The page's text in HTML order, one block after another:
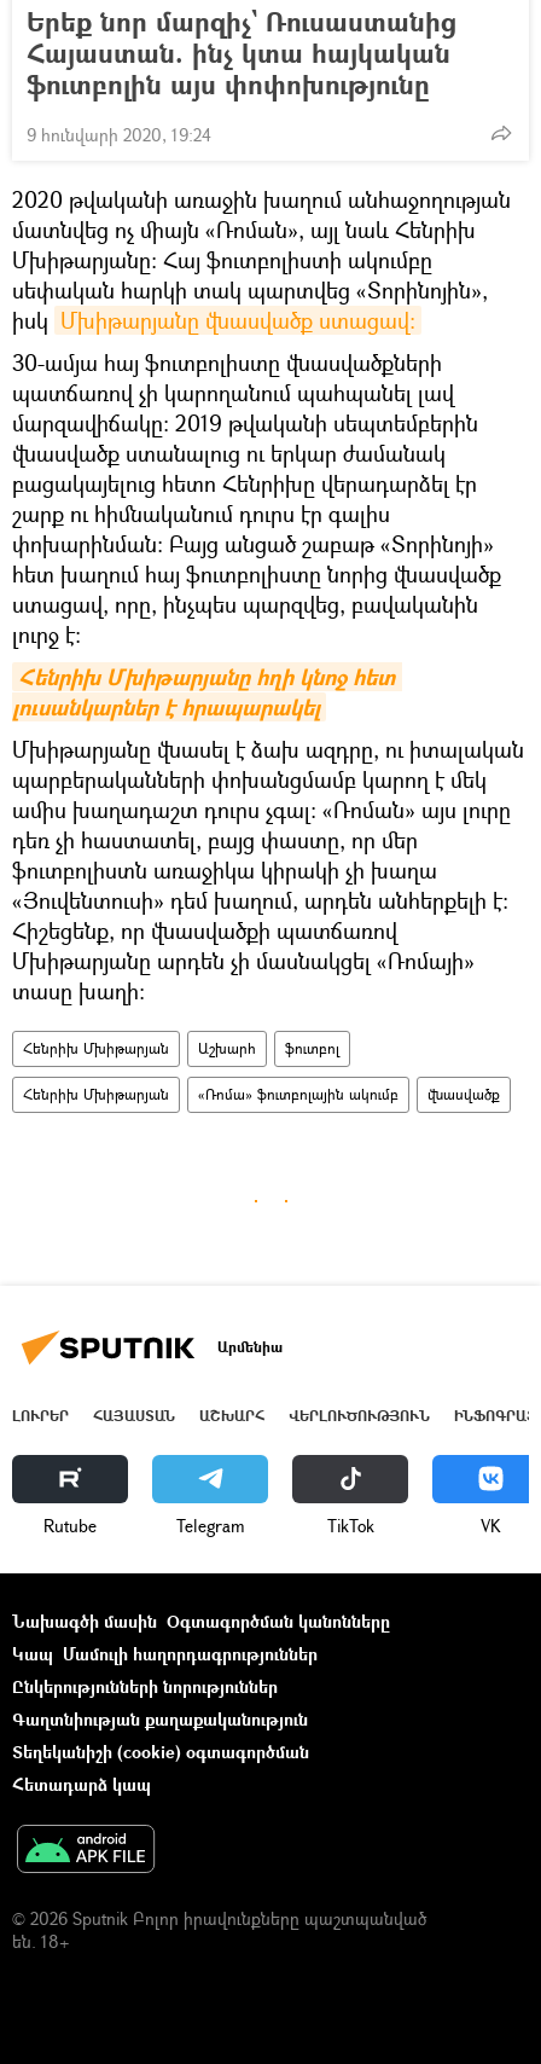
Երեք նոր մարզիչ` Ռուսաստանից
Հայաստան. ինչ կտա հայկական
ֆուտբոլին այս փոփոխությունը
9 հունվարի 2020, 19:24
2020 թվականի առաջին խաղում անհաջողության
մատնվեց ոչ միայն «Ռոման», այլ նաև Հենրիխ
Մխիթարյանը: Հայ ֆուտբոլիստի ակումբը
սեփական հարկի տակ պարտվեց «Տորինոյին»,
իսկ Մխիթարյանը վնասվածք ստացավ:
30-ամյա հայ ֆուտբոլիստը վնասվածքների
պատճառով չի կարողանում պահպանել լավ
մարզավիճակը: 2019 թվականի սեպտեմբերին
վնասվածք ստանալուց ու երկար ժամանակ
բացակայելուց հետո Հենրիխը վերադարձել էր
շարք ու հիմնականում դուրս էր գալիս
փոխարինման: Բայց անցած շաբաթ «Տորինոյի»
հետ խաղում հայ ֆուտբոլիստը նորից վնասվածք
ստացավ, որը, ինչպես պարզվեց, բավականին
լուրջ է:
Հենրիխ Մխիթարյանը հղի կնոջ հետ
լուսանկարներ է հրապարակել
Մխիթարյանը վնասել է ձախ ազդրը, ու իտալական
պարբերականների փոխանցմամբ կարող է մեկ
ամիս խաղադաշտ դուրս չգալ: «Ռոման» այս լուրը
դեռ չի հաստատել, բայց փաստը, որ մեր
ֆուտբոլիստն առաջիկա կիրակի չի խաղա
«Յուվենտուսի» դեմ խաղում, արդեն անհերքելի է:
Հիշեցենք, որ վնասվածքի պատճառով
Մխիթարյանը արդեն չի մասնակցել «Ռոմայի»
տասը խաղի:
Հենրիխ Մխիթարյան Աշխարհ ֆուտբոլ
Հենրիխ Մխիթարյան «Ռոմա» ֆուտբոլային ակումբ վնասվածք
Արմենիա
ԼՈՒՐԵՐ ՀԱՅԱՍՏԱՆ ԱՇԽԱՐՀ ՎԵՐԼՈՒԾՈՒԹՅՈՒՆ
Rutube Telegram ТikТоk VK
Նախագծի մասին Օգտագործման կանոնները
Կապ Մամուլի հաղորդագրություններ
Ընկերությունների նորություններ
Գաղտնիության քաղաքականություն
Տեղեկանիշի (cookie) օգտագործման
Հետադարձ կապ
© 2026 Sputnik Բոլոր իրավունքները պաշտպանված
են. 18+